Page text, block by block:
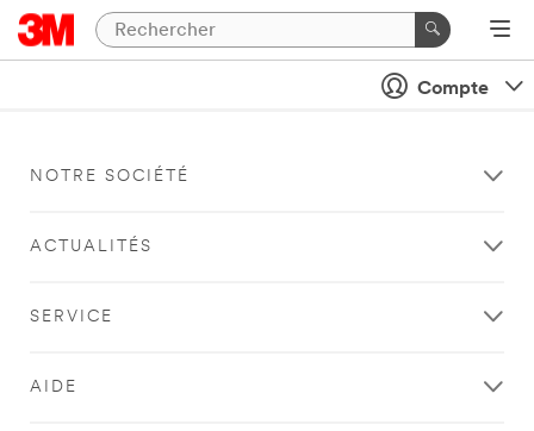
Compte
NOTRE SOCIÉTÉ
ACTUALITÉS
SERVICE
AIDE